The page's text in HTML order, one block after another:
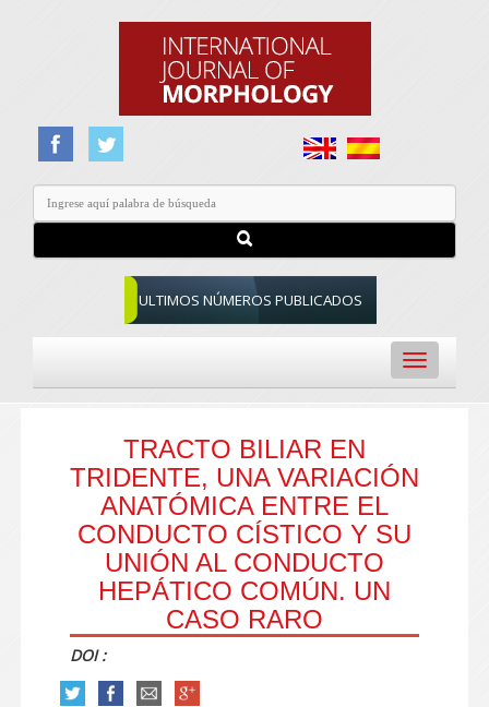
ULTIMOS NÚMEROS PUBLICADOS
Toggle
navigation
TRACTO BILIAR EN
TRIDENTE, UNA VARIACIÓN
ANATÓMICA ENTRE EL
CONDUCTO CÍSTICO Y SU
UNIÓN AL CONDUCTO
HEPÁTICO COMÚN. UN
CASO RARO
DOI :